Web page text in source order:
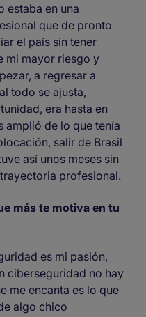
estaba en una
que de pronto
el país sin tener
mi mayor riesgo y
a regresar a
todo se ajusta,
era hasta en
amplió de lo que tenía
salir de Brasil
así unos meses sin
profesional.
más te motiva en tu
es mi pasión,
ciberseguridad no hay
me encanta es lo que
algo chico